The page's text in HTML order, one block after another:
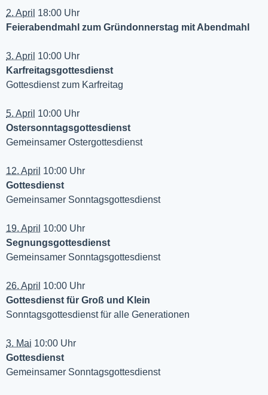
2. April 18:00 Uhr
Feierabendmahl zum Gründonnerstag mit Abendmahl
3. April 10:00 Uhr
Karfreitagsgottesdienst
Gottesdienst zum Karfreitag
5. April 10:00 Uhr
Ostersonntagsgottesdienst
Gemeinsamer Ostergottesdienst
12. April 10:00 Uhr
Gottesdienst
Gemeinsamer Sonntagsgottesdienst
19. April 10:00 Uhr
Segnungsgottesdienst
Gemeinsamer Sonntagsgottesdienst
26. April 10:00 Uhr
Gottesdienst für Groß und Klein
Sonntagsgottesdienst für alle Generationen
3. Mai 10:00 Uhr
Gottesdienst
Gemeinsamer Sonntagsgottesdienst